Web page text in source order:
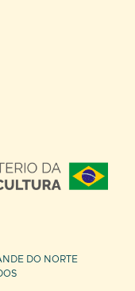
DO NORTE